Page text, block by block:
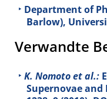
Department of
Barlow),
Verwandte
K. Nomoto et al.:
Supernovae and